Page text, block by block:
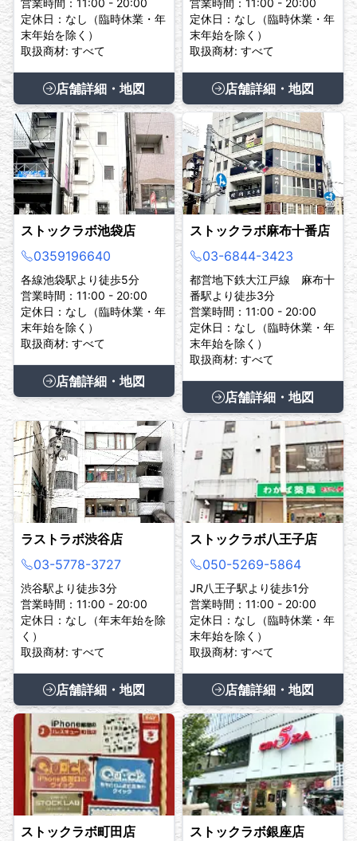
営業時間：11:00 - 20:00
定休日：なし（臨時休業・年
末年始を除く）
取扱商材: すべて
店舗詳細・地図
営業時間：11:00 - 20:00
定休日：なし（臨時休業・年
末年始を除く）
取扱商材: すべて
店舗詳細・地図
ストックラボ池袋店
0359196640
各線池袋駅より徒歩5分
営業時間：11:00 - 20:00
定休日：なし（臨時休業・年
末年始を除く）
取扱商材: すべて
店舗詳細・地図
ストックラボ麻布十番店
03-6844-3423
都営地下鉄大江戸線 麻布十
番駅より徒歩3分
営業時間：11:00 - 20:00
定休日：なし（臨時休業・年
末年始を除く）
取扱商材: すべて
店舗詳細・地図
ラストラボ渋谷店
03-5778-3727
渋谷駅より徒歩3分
営業時間：11:00 - 20:00
定休日：なし（年末年始を除
く）
取扱商材: すべて
店舗詳細・地図
ストックラボ八王子店
050-5269-5864
JR八王子駅より徒歩1分
営業時間：11:00 - 20:00
定休日：なし（臨時休業・年
末年始を除く）
取扱商材: すべて
店舗詳細・地図
ストックラボ町田店
ストックラボ銀座店